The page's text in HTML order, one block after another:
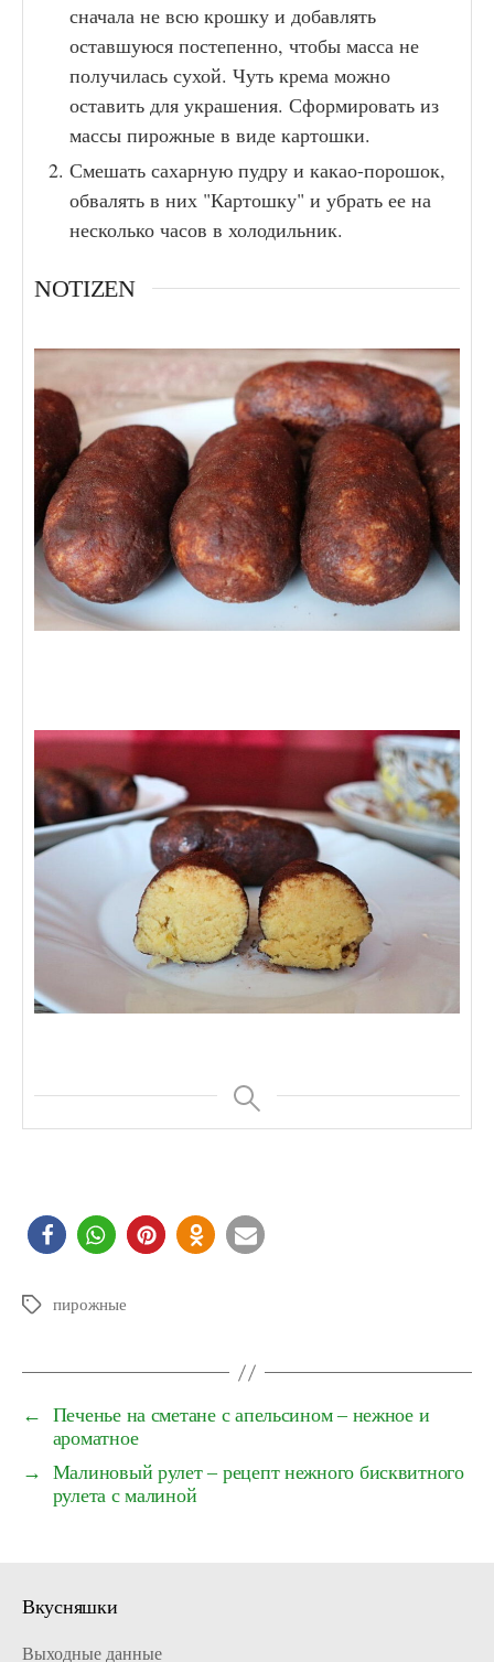
сначала не всю крошку и добавлять
оставшуюся постепенно, чтобы масса не
получилась сухой. Чуть крема можно
оставить для украшения. Сформировать из
массы пирожные в виде картошки.
Смешать сахарную пудру и какао-порошок,
обвалять в них "Картошку" и убрать ее на
несколько часов в холодильник.
NOTIZEN
Schlagwörter
пирожные
←
Печенье на сметане с апельсином – нежное и
ароматное
→
Малиновый рулет – рецепт нежного бисквитного
рулета с малиной
Вкусняшки
Выходные данные